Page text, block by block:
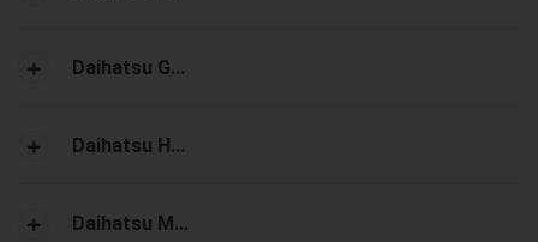
Daihatsu G...
Daihatsu H...
Daihatsu M...